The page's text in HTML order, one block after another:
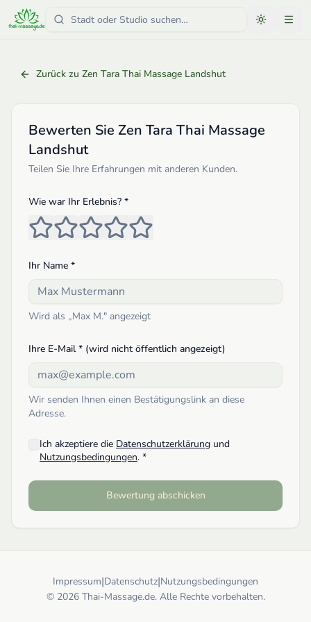
Zurück zu Zen Tara Thai Massage Landshut
Bewerten Sie Zen Tara Thai Massage
Landshut
Teilen Sie Ihre Erfahrungen mit anderen Kunden.
Wie war Ihr Erlebnis? *
Ihr Name *
Wird als „Max M." angezeigt
Ihre E-Mail * (wird nicht öffentlich angezeigt)
Wir senden Ihnen einen Bestätigungslink an diese
Adresse.
Ich akzeptiere die Datenschutzerklärung und
Nutzungsbedingungen. *
Bewertung abschicken
Impressum|Datenschutz|Nutzungsbedingungen
© 2026 Thai-Massage.de. Alle Rechte vorbehalten.